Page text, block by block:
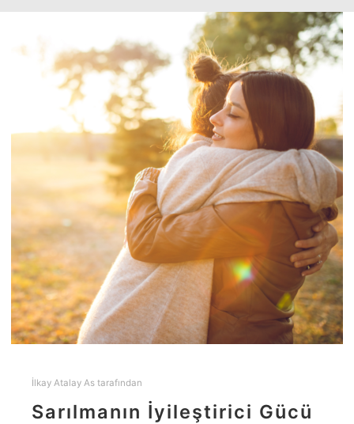
İlkay Atalay As tarafından
Sarılmanın İyileştirici Gücü